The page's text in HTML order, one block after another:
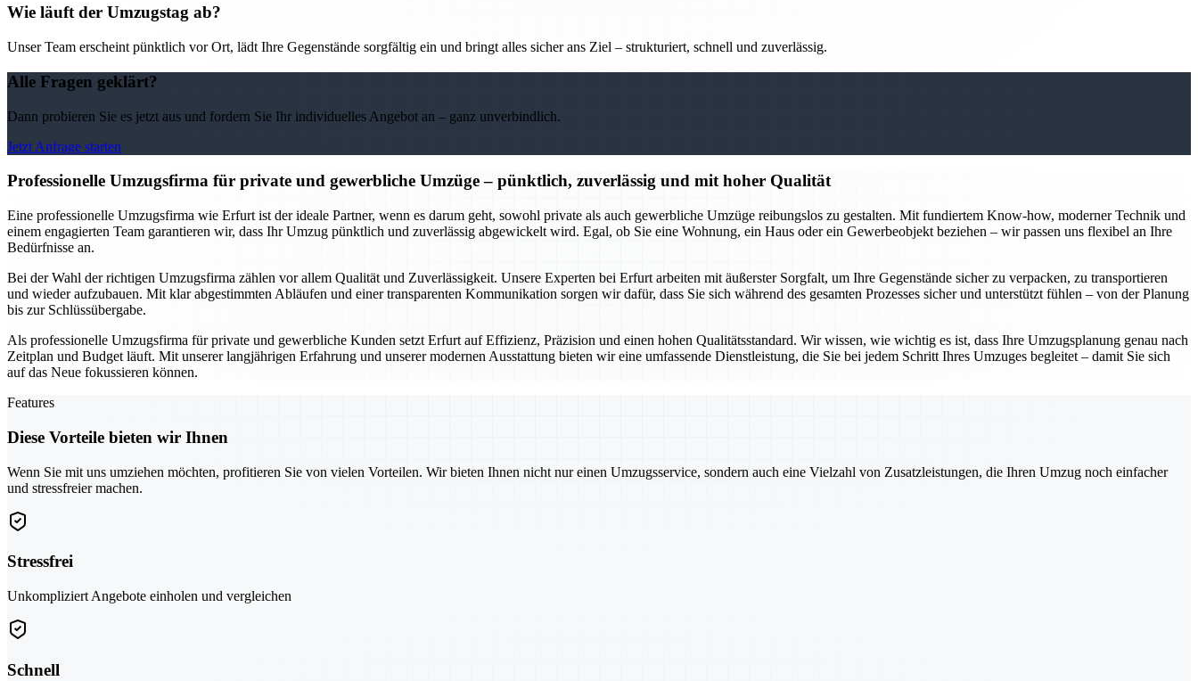
Wie läuft der Umzugstag ab?
Unser Team erscheint pünktlich vor Ort, lädt Ihre Gegenstände sorgfältig ein und bringt alles sicher ans Ziel – strukturiert, schnell und zuverlässig.
Alle Fragen geklärt?
Dann probieren Sie es jetzt aus und fordern Sie Ihr individuelles Angebot an – ganz unverbindlich.
Jetzt Anfrage starten
Professionelle Umzugsfirma für private und gewerbliche Umzüge – pünktlich, zuverlässig und mit hoher Qualität
Eine professionelle Umzugsfirma wie Erfurt ist der ideale Partner, wenn es darum geht, sowohl private als auch gewerbliche Umzüge reibungslos zu gestalten. Mit fundiertem Know-how, moderner Technik und
einem engagierten Team garantieren wir, dass Ihr Umzug pünktlich und zuverlässig abgewickelt wird. Egal, ob Sie eine Wohnung, ein Haus oder ein Gewerbeobjekt beziehen – wir passen uns flexibel an Ihre
Bedürfnisse an.
Bei der Wahl der richtigen Umzugsfirma zählen vor allem Qualität und Zuverlässigkeit. Unsere Experten bei Erfurt arbeiten mit äußerster Sorgfalt, um Ihre Gegenstände sicher zu verpacken, zu transportieren
und wieder aufzubauen. Mit klar abgestimmten Abläufen und einer transparenten Kommunikation sorgen wir dafür, dass Sie sich während des gesamten Prozesses sicher und unterstützt fühlen – von der Planung
bis zur Schlüssübergabe.
Als professionelle Umzugsfirma für private und gewerbliche Kunden setzt Erfurt auf Effizienz, Präzision und einen hohen Qualitätsstandard. Wir wissen, wie wichtig es ist, dass Ihre Umzugsplanung genau nach
Zeitplan und Budget läuft. Mit unserer langjährigen Erfahrung und unserer modernen Ausstattung bieten wir eine umfassende Dienstleistung, die Sie bei jedem Schritt Ihres Umzuges begleitet – damit Sie sich
auf das Neue fokussieren können.
Features
Diese Vorteile bieten wir Ihnen
Wenn Sie mit uns umziehen möchten, profitieren Sie von vielen Vorteilen. Wir bieten Ihnen nicht nur einen Umzugsservice, sondern auch eine Vielzahl von Zusatzleistungen, die Ihren Umzug noch einfacher
und stressfreier machen.
Stressfrei
Unkompliziert Angebote einholen und vergleichen
Schnell